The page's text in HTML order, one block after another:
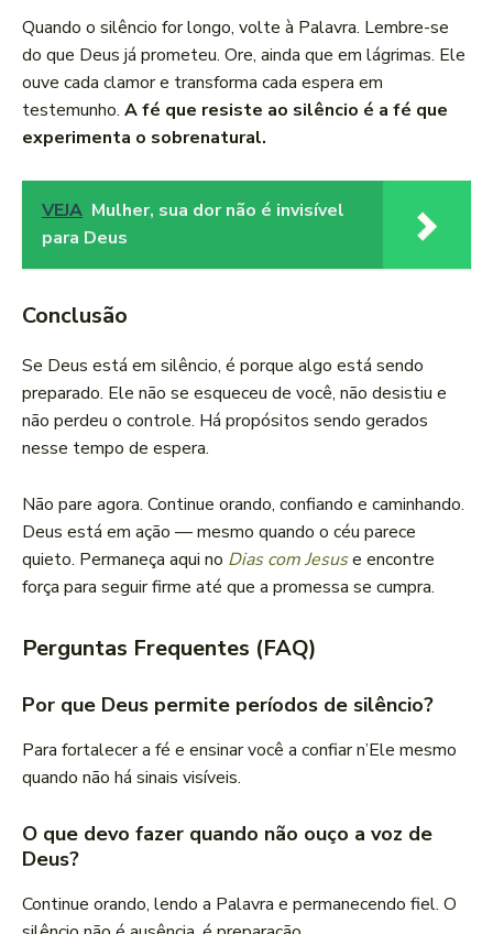
Quando o silêncio for longo, volte à Palavra. Lembre-se
do que Deus já prometeu. Ore, ainda que em lágrimas. Ele
ouve cada clamor e transforma cada espera em
testemunho. A fé que resiste ao silêncio é a fé que
experimenta o sobrenatural.
VEJA Mulher, sua dor não é invisível
para Deus
Conclusão
Se Deus está em silêncio, é porque algo está sendo
preparado. Ele não se esqueceu de você, não desistiu e
não perdeu o controle. Há propósitos sendo gerados
nesse tempo de espera.
Não pare agora. Continue orando, confiando e caminhando.
Deus está em ação — mesmo quando o céu parece
quieto. Permaneça aqui no Dias com Jesuse encontre
força para seguir firme até que a promessa se cumpra.
Perguntas Frequentes (FAQ)
Por que Deus permite períodos de silêncio?
Para fortalecer a fé e ensinar você a confiar n’Ele mesmo
quando não há sinais visíveis.
O que devo fazer quando não ouço a voz de
Deus?
Continue orando, lendo a Palavra e permanecendo fiel. O